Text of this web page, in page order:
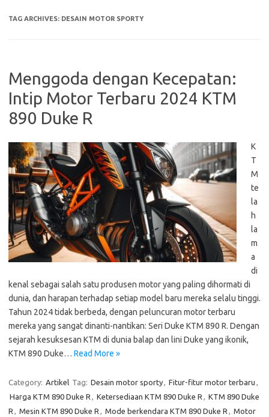
TAG ARCHIVES: DESAIN MOTOR SPORTY
Menggoda dengan Kecepatan:
Intip Motor Terbaru 2024 KTM
890 Duke R
K
T
M
te
la
h
la
m
a
di
kenal sebagai salah satu produsen motor yang paling dihormati di
dunia, dan harapan terhadap setiap model baru mereka selalu tinggi.
Tahun 2024 tidak berbeda, dengan peluncuran motor terbaru
mereka yang sangat dinanti-nantikan: Seri Duke KTM 890 R. Dengan
sejarah kesuksesan KTM di dunia balap dan lini Duke yang ikonik,
KTM 890 Duke… Read More »
Category: Artikel Tag: Desain motor sporty, Fitur-fitur motor terbaru ,
Harga KTM 890 Duke R , Ketersediaan KTM 890 Duke R , KTM 890 Duke
R , Mesin KTM 890 Duke R , Mode berkendara KTM 890 Duke R , Motor